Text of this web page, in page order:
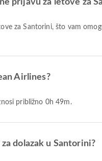
prijavu za letove za
Airlines?
približno 0h 49m.
dolazak u Santorini?